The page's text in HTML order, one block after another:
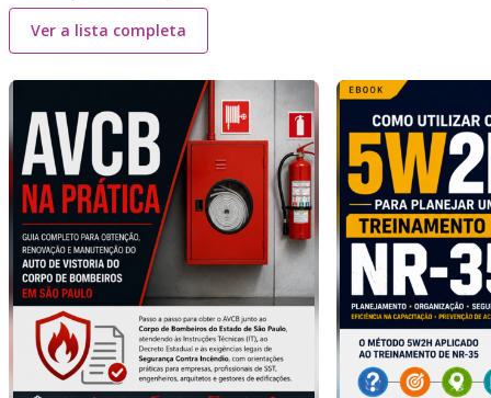
Ver a lista completa